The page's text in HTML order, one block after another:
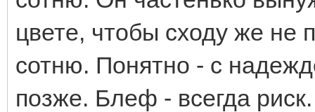
цвете, чтобы сходу же не
сотню. Понятно - с
позже. Блеф - всегда